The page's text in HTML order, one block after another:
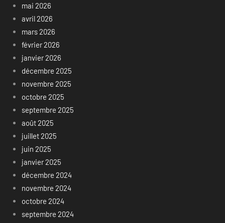
mai 2026
avril 2026
mars 2026
février 2026
janvier 2026
décembre 2025
novembre 2025
octobre 2025
septembre 2025
août 2025
juillet 2025
juin 2025
janvier 2025
décembre 2024
novembre 2024
octobre 2024
septembre 2024